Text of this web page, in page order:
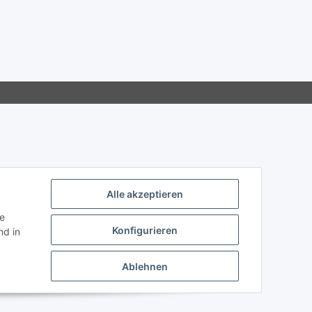
Alle akzeptieren
Konfigurieren
Ablehnen
in